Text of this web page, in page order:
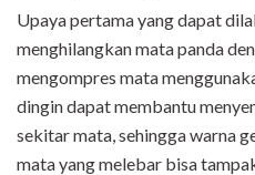
Upaya pertama yang dapat
menghilangkan mata panda
mengompres mata
dingin dapat membantu
sekitar mata, sehingga warna
mata yang melebar bisa